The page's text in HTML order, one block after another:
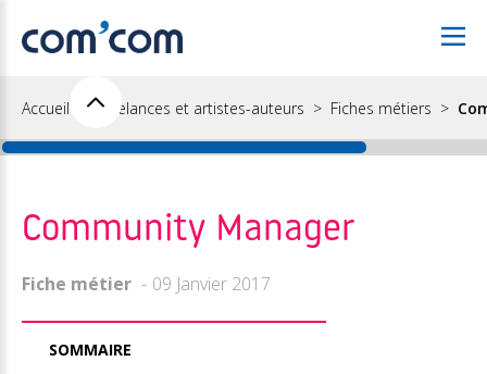
Accueil Freelances et artistes-auteurs Fiches métiers
Community Manager
Fiche métier 09 Janvier 2017
SOMMAIRE